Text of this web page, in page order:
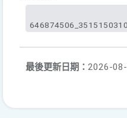
最後更新日期： 2026-